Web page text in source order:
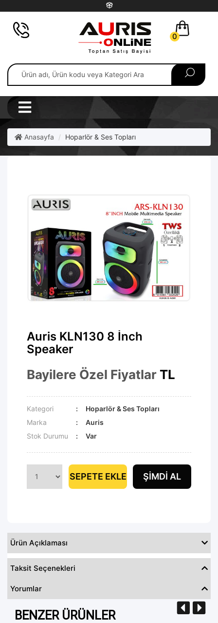
0
Anasayfa Hoparlör & Ses Topları
Auris KLN130 8 İnch
Speaker
Bayilere Özel Fiyatlar TL
Kategori
Hoparlör & Ses Topları
Marka
Auris
Stok Durumu
Var
SEPETE EKLE ŞIMDI AL
Ürün Açıklaması
Taksit Seçenekleri
Yorumlar
BENZER ÜRÜNLER